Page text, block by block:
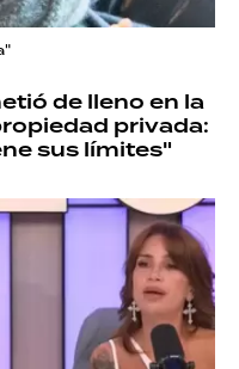
de lleno en la
privada:
sus límites"